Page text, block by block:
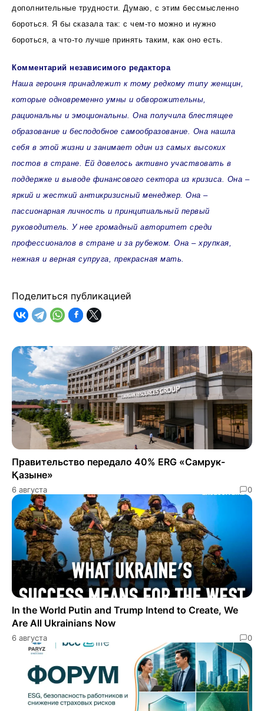
дополнительные трудности. Думаю, с этим бессмысленно
бороться. Я бы сказала так: с чем-то можно и нужно
бороться, а что-то лучше принять таким, как оно есть.
Комментарий независимого редактора
Наша героиня принадлежит к тому редкому типу женщин,
которые одновременно умны и обворожительны,
рациональны и эмоциональны. Она получила блестящее
образование и бесподобное самообразование. Она нашла
себя в этой жизни и занимает один из самых высоких
постов в стране. Ей довелось активно участвовать в
поддержке и выводе финансового сектора из кризиса. Она –
яркий и жесткий антикризисный менеджер. Она –
пассионарная личность и принципиальный первый
руководитель. У нее громадный авторитет среди
профессионалов в стране и за рубежом. Она – хрупкая,
нежная и верная супруга, прекрасная мать.
Поделиться публикацией
Правительство передало 40% ERG «Самрук-
Қазыне»
6 августа 0
In the World Putin and Trump Intend to Create, We
Are All Ukrainians Now
6 августа 0